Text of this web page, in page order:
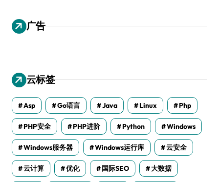
广告
云标签
Asp Go语言 Java Linux Php
PHP安全 PHP进阶 Python Windows
Windows服务器 Windows运行库 云安全
云计算 优化 国际SEO 大数据